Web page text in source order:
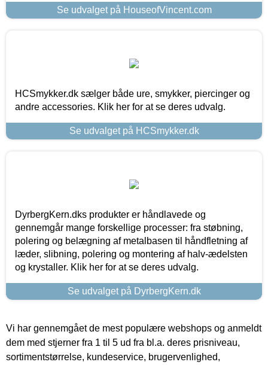
Se udvalget på HouseofVincent.com
HCSmykker.dk sælger både ure, smykker, piercinger og
andre accessories. Klik her for at se deres udvalg.
Se udvalget på HCSmykker.dk
DyrbergKern.dks produkter er håndlavede og
gennemgår mange forskellige processer: fra støbning,
polering og belægning af metalbasen til håndfletning af
læder, slibning, polering og montering af halv-ædelsten
og krystaller. Klik her for at se deres udvalg.
Se udvalget på DyrbergKern.dk
Vi har gennemgået de mest populære webshops og anmeldt
dem med stjerner fra 1 til 5 ud fra bl.a. deres prisniveau,
sortimentstørrelse, kundeservice, brugervenlighed,